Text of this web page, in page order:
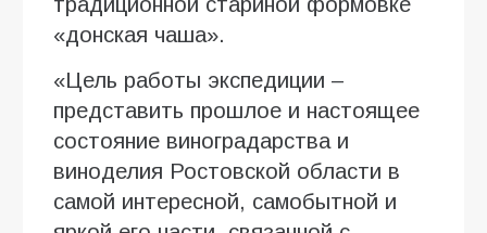
«донская чаша».
«Цель работы экспедиции –
представить прошлое и настоящее
состояние виноградарства и
виноделия Ростовской области в
самой интересной, самобытной и